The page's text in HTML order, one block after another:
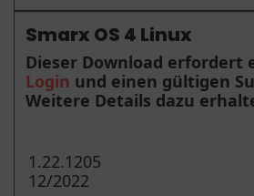
Smarx OS 4 Linux
Dieser Download erfordert
Login und einen gültigen
Weitere Details dazu
1.22.1205
12/2022